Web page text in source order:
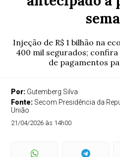
Injeção de R$ 1 bilhão na
400 mil segurados;
de pagamentos
Por: Gutemberg Silva
Fonte: Secom Presidência da
União
21/04/2026 às 14h00